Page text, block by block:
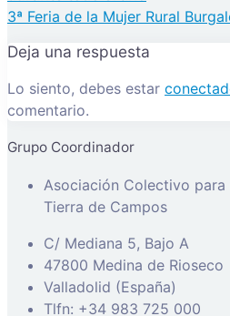
3ª Feria de la Mujer Rural
Deja una respuesta
Lo siento, debes estar
comentario.
Grupo Coordinador
Asociación Colectivo para
Tierra de Campos
C/ Mediana 5, Bajo A
47800 Medina de Rioseco
Valladolid (España)
Tlfn: +34 983 725 000